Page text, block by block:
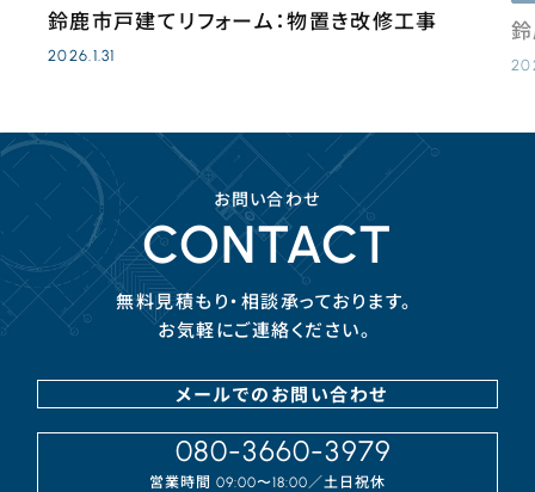
鈴鹿市戸建てリフォーム：物置き改修工事
2026.1.31
お問い合わせ
CONTACT
無料見積もり・相談承っております。
お気軽にご連絡ください。
メールでのお問い合わせ
080-3660-3979
営業時間09:00〜18:00 ／⼟⽇祝休